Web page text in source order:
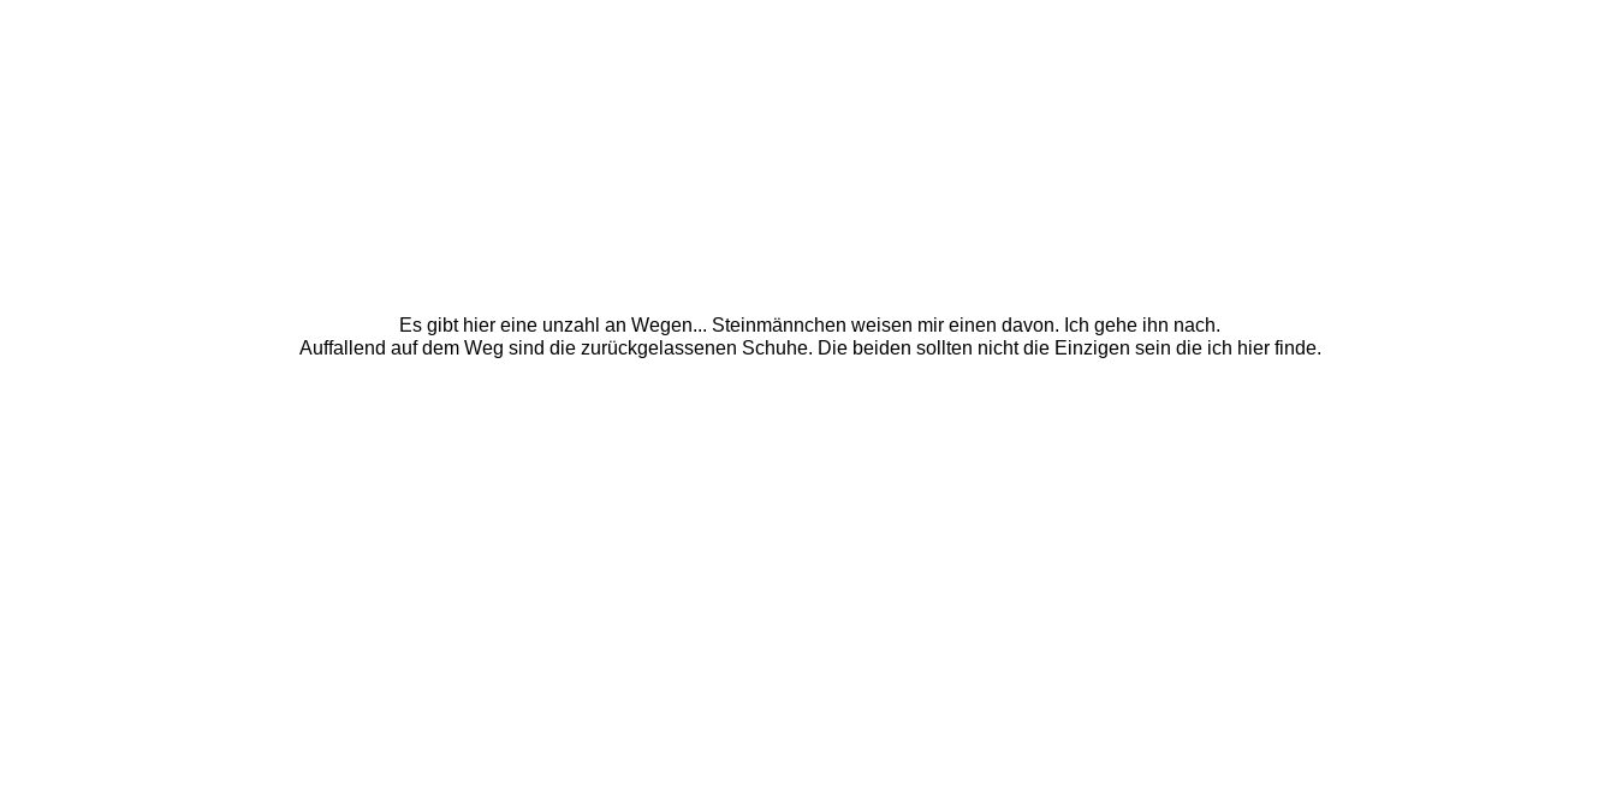
Es gibt hier eine unzahl an Wegen... Steinmännchen weisen mir einen davon. Ich gehe ihn nach.
Auffallend auf dem Weg sind die zurückgelassenen Schuhe. Die beiden sollten nicht die Einzigen sein die ich hier finde.